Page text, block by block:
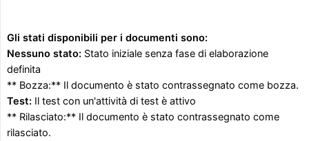
Gli stati disponibili per i documenti sono:
Nessuno stato: Stato iniziale senza fase di elaborazione
definita
** Bozza:** Il documento è stato contrassegnato come bozza.
Test: Il test con un'attività di test è attivo
** Rilasciato:** Il documento è stato contrassegnato come
rilasciato.